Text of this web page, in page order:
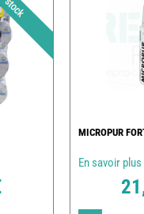
MICROPUR
En savoir plus